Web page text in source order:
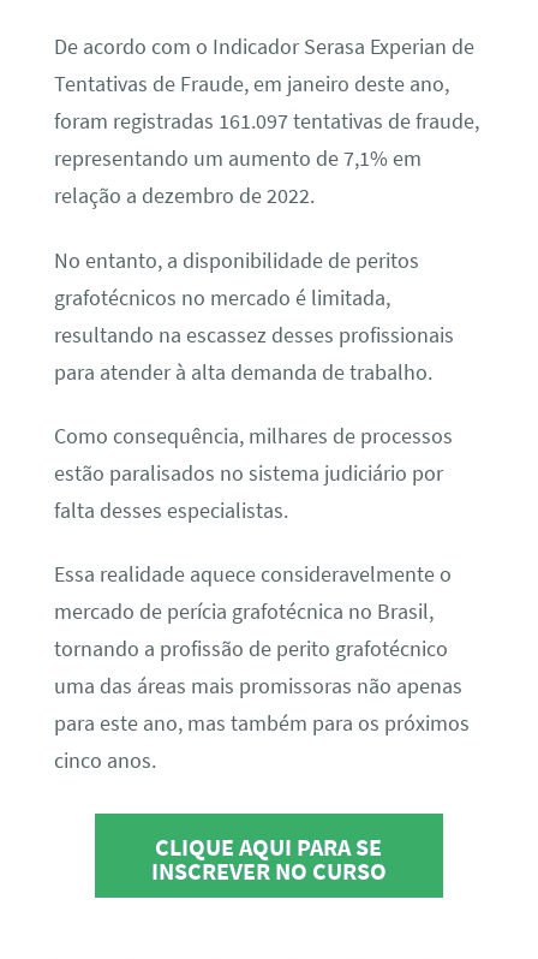
De acordo com o Indicador Serasa Experian de
Tentativas de Fraude, em janeiro deste ano,
foram registradas 161.097 tentativas de fraude,
representando um aumento de 7,1% em
relação a dezembro de 2022.
No entanto, a disponibilidade de peritos
grafotécnicos no mercado é limitada,
resultando na escassez desses profissionais
para atender à alta demanda de trabalho.
Como consequência, milhares de processos
estão paralisados no sistema judiciário por
falta desses especialistas.
Essa realidade aquece consideravelmente o
mercado de perícia grafotécnica no Brasil,
tornando a profissão de perito grafotécnico
uma das áreas mais promissoras não apenas
para este ano, mas também para os próximos
cinco anos.
CLIQUE AQUI PARA SE
INSCREVER NO CURSO